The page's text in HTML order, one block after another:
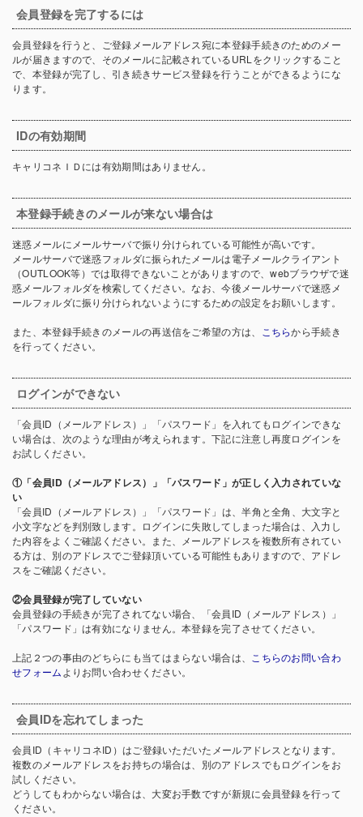
会員登録を完了するには
会員登録を行うと、ご登録メールアドレス宛に本登録手続きのためのメー
ルが届きますので、そのメールに記載されているURLをクリックすること
で、本登録が完了し、引き続きサービス登録を行うことができるようにな
ります。
IDの有効期間
キャリコネＩＤには有効期間はありません。
本登録手続きのメールが来ない場合は
迷惑メールにメールサーバで振り分けられている可能性が高いです。
メールサーバで迷惑フォルダに振られたメールは電子メールクライアント
（OUTLOOK等）では取得できないことがありますので、webブラウザで迷
惑メールフォルダを検索してください。なお、今後メールサーバで迷惑メ
ールフォルダに振り分けられないようにするための設定をお願いします。
また、本登録手続きのメールの再送信をご希望の方は、 こちらから手続き
を行ってください。
ログインができない
「会員ID（メールアドレス）」「パスワード」を入れてもログインできな
い場合は、次のような理由が考えられます。下記に注意し再度ログインを
お試しください。
①「会員ID（メールアドレス）」「パスワード」が正しく入力されていな
い
「会員ID（メールアドレス）」「パスワード」は、半角と全角、大文字と
小文字などを判別致します。ログインに失敗してしまった場合は、入力し
た内容をよくご確認ください。また、メールアドレスを複数所有されてい
る方は、別のアドレスでご登録頂いている可能性もありますので、アドレ
スをご確認ください。
②会員登録が完了していない
会員登録の手続きが完了されてない場合、「会員ID（メールアドレス）」
「パスワード」は有効になりません。本登録を完了させてください。
上記２つの事由のどちらにも当てはまらない場合は、
こちらのお問い合わ
せフォーム よりお問い合わせください。
会員IDを忘れてしまった
会員ID（キャリコネID）はご登録いただいたメールアドレスとなります。
複数のメールアドレスをお持ちの場合は、別のアドレスでもログインをお
試しください。
どうしてもわからない場合は、大変お手数ですが新規に会員登録を行って
ください。